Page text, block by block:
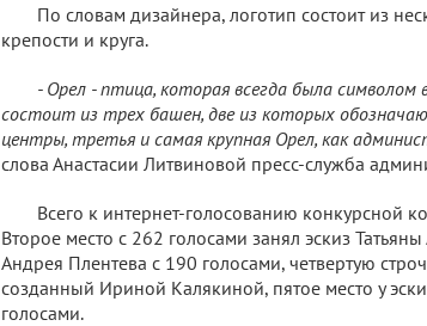
По словам дизайнера, логотип состоит из
крепости и круга.
- Орел - птица, которая всегда была символом
состоит из трех башен, две из которых
центры, третья и самая крупная Орел, как
слова Анастасии Литвиновой пресс-служба
Всего к интернет-голосованию конкурсной
Второе место с 262 голосами занял эскиз
Андрея Плентева с 190 голосами, четвертую
созданный Ириной Калякиной, пятое место у
голосами.